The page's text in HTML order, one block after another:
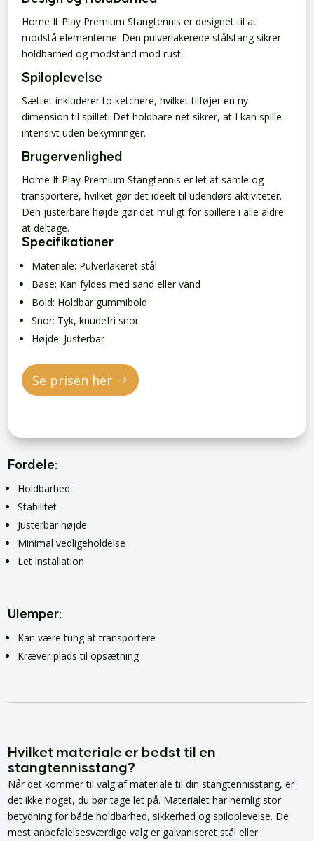
Home It Play Premium Stangtennis er designet til at
modstå elementerne. Den pulverlakerede stålstang sikrer
holdbarhed og modstand mod rust.
Spiloplevelse
Sættet inkluderer to ketchere, hvilket tilføjer en ny
dimension til spillet. Det holdbare net sikrer, at I kan spille
intensivt uden bekymringer.
Brugervenlighed
Home It Play Premium Stangtennis er let at samle og
transportere, hvilket gør det ideelt til udendørs aktiviteter.
Den justerbare højde gør det muligt for spillere i alle aldre
at deltage.
Specifikationer
Materiale: Pulverlakeret stål
Base: Kan fyldes med sand eller vand
Bold: Holdbar gummibold
Snor: Tyk, knudefri snor
Højde: Justerbar
Se prisen her
Fordele:
Holdbarhed
Stabilitet
Justerbar højde
Minimal vedligeholdelse
Let installation
Ulemper:
Kan være tung at transportere
Kræver plads til opsætning
Hvilket materiale er bedst til en
stangtennisstang?
Når det kommer til valg af materiale til din stangtennisstang, er
det ikke noget, du bør tage let på. Materialet har nemlig stor
betydning for både holdbarhed, sikkerhed og spiloplevelse. De
mest anbefalelsesværdige valg er galvaniseret stål eller